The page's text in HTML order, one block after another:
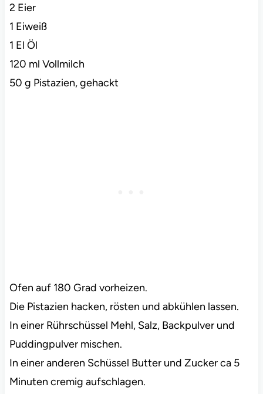
2 Eier
1 Eiweiß
1 El Öl
120 ml Vollmilch
50 g Pistazien, gehackt
Ofen auf 180 Grad vorheizen.
Die Pistazien hacken, rösten und abkühlen lassen.
In einer Rührschüssel Mehl, Salz, Backpulver und
Puddingpulver mischen.
In einer anderen Schüssel Butter und Zucker ca 5
Minuten cremig aufschlagen.